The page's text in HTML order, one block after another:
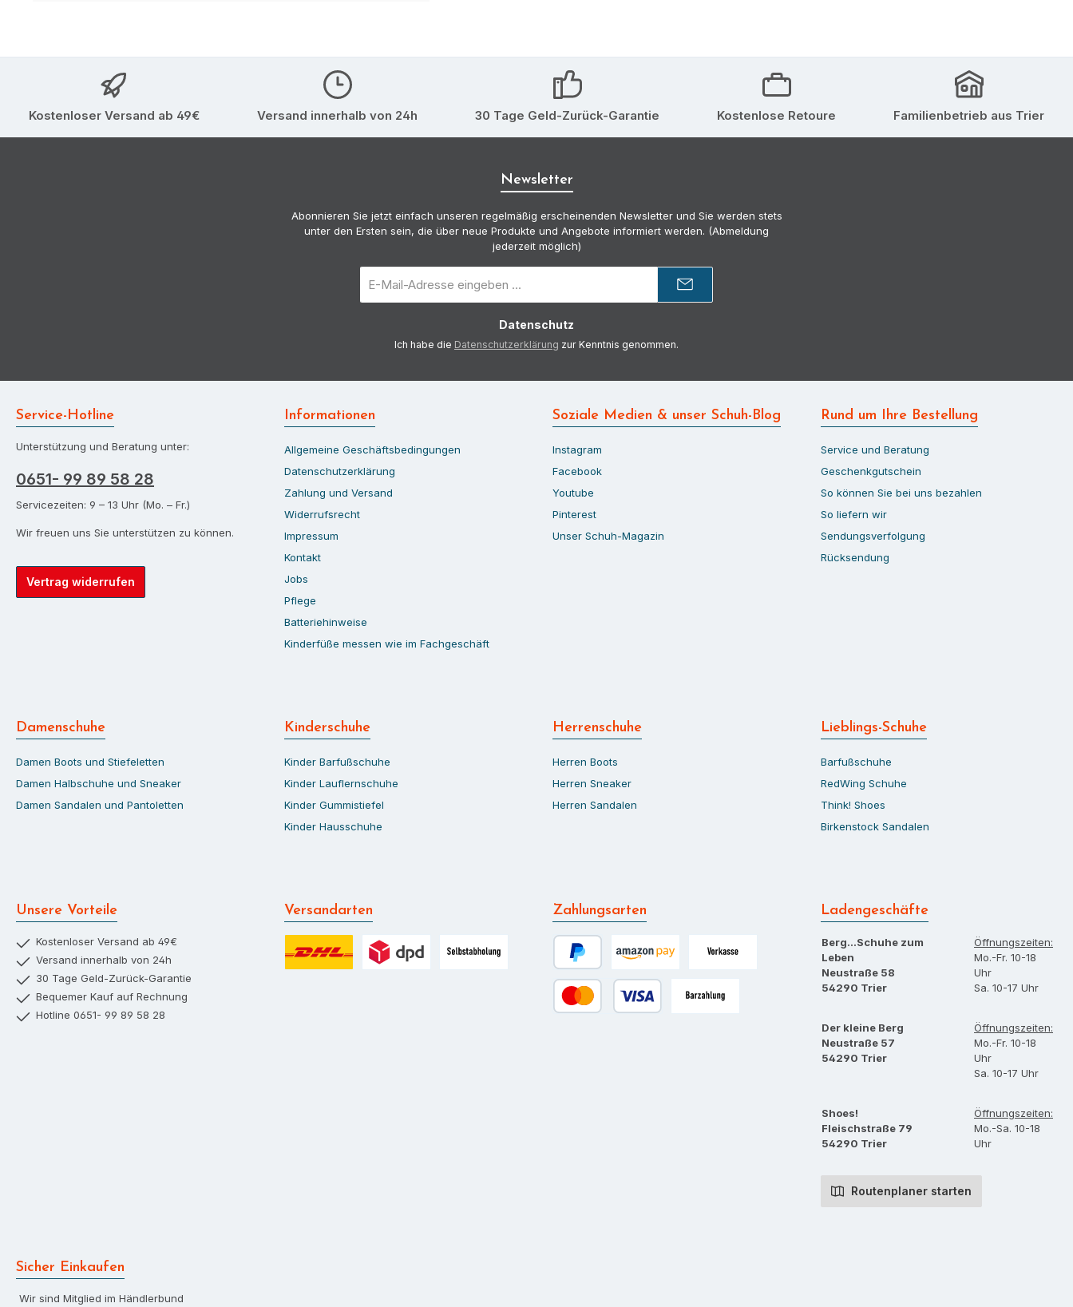
Kostenloser Versand ab 49€ Versand innerhalb von 24h 30 Tage Geld-Zurück-Garantie Kostenlose Retoure Familienbetrieb aus Trier
Newsletter
Abonnieren Sie jetzt einfach unseren regelmäßig erscheinenden Newsletter und Sie werden stets
unter den Ersten sein, die über neue Produkte und Angebote informiert werden. (Abmeldung
jederzeit möglich)
Mail-
Datenschutz
Ich habe die Datenschutzerklärung zur Kenntnis genommen.
Service-Hotline
Unterstützung und Beratung unter:
0651- 99 89 58 28
Servicezeiten: 9 – 13 Uhr (Mo. – Fr.)
Wir freuen uns Sie unterstützen zu können.
Vertrag widerrufen
Informationen
Allgemeine Geschäftsbedingungen
Datenschutzerklärung
Zahlung und Versand
Widerrufsrecht
Impressum
Kontakt
Jobs
Pflege
Batteriehinweise
Kinderfüße messen wie im Fachgeschäft
Soziale Medien & unser Schuh-Blog
Instagram
Facebook
Youtube
Pinterest
Unser Schuh-Magazin
Rund um Ihre Bestellung
Service und Beratung
Geschenkgutschein
So können Sie bei uns bezahlen
So liefern wir
Sendungsverfolgung
Rücksendung
Damenschuhe
Damen Boots und Stiefeletten
Damen Halbschuhe und Sneaker
Damen Sandalen und Pantoletten
Kinderschuhe
Kinder Barfußschuhe
Kinder Lauflernschuhe
Kinder Gummistiefel
Kinder Hausschuhe
Herrenschuhe
Herren Boots
Herren Sneaker
Herren Sandalen
Lieblings-Schuhe
Barfußschuhe
RedWing Schuhe
Think! Shoes
Birkenstock Sandalen
Unsere Vorteile
Kostenloser Versand ab 49€
Versand innerhalb von 24h
30 Tage Geld-Zurück-Garantie
Bequemer Kauf auf Rechnung
Hotline 0651- 99 89 58 28
Versandarten Zahlungsarten
PayPal Amazon Pay Vorkasse per Überweisung
Ladengeschäfte
Berg…Schuhe zum
Leben
Neustraße 58
54290 Trier
Öffnungszeiten:
Mo.-Fr. 10-18
Uhr
Sa. 10-17 Uhr
Der kleine Berg
Neustraße 57
54290 Trier
Öffnungszeiten:
Mo.-Fr. 10-18
Uhr
Sa. 10-17 Uhr
Shoes!
Fleischstraße 79
54290 Trier
Öffnungszeiten:
Mo.-Sa. 10-18
Uhr
Routenplaner starten
Sicher Einkaufen
Wir sind Mitglied im Händlerbund